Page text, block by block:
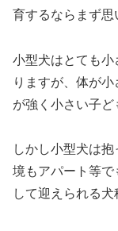
育するならまず思
小型犬はとても
りますが、体が
が強く小さい子ど
しかし小型犬は
境もアパート等
して迎えられる犬